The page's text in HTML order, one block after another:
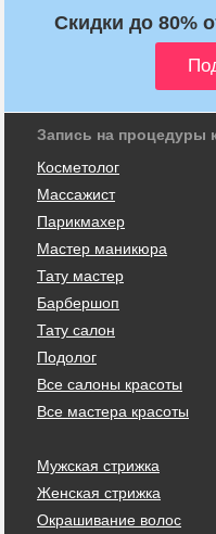
Скидки до 80%
Запись на процедуры
Косметолог
Массажист
Парикмахер
Мастер маникюра
Тату мастер
Барбершоп
Тату салон
Подолог
Все салоны красоты
Все мастера красоты
Мужская стрижка
Женская стрижка
Окрашивание волос